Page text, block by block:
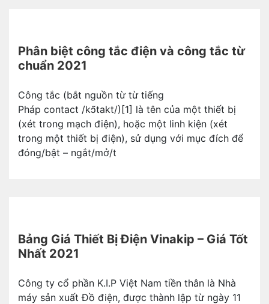
Phân biệt công tắc điện và công tắc từ
chuẩn 2021
Công tắc (bắt nguồn từ từ tiếng
Pháp contact /kɔ̃takt/)[1] là tên của một thiết bị
(xét trong mạch điện), hoặc một linh kiện (xét
trong một thiết bị điện), sử dụng với mục đích để
đóng/bật – ngắt/mở/t
Bảng Giá Thiết Bị Điện Vinakip – Giá Tốt
Nhất 2021
Công ty cổ phần K.I.P Việt Nam tiền thân là Nhà
máy sản xuất Đồ điện, được thành lập từ ngày 11